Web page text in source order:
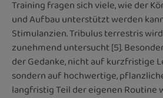
Training fragen sich viele, wie der
und Aufbau unterstützt werden
Stimulanzien. Tribulus terrestris
zunehmend untersucht [5].
der Gedanke, nicht auf kurzfristige
sondern auf hochwertige,
langfristig Teil der eigenen Routine